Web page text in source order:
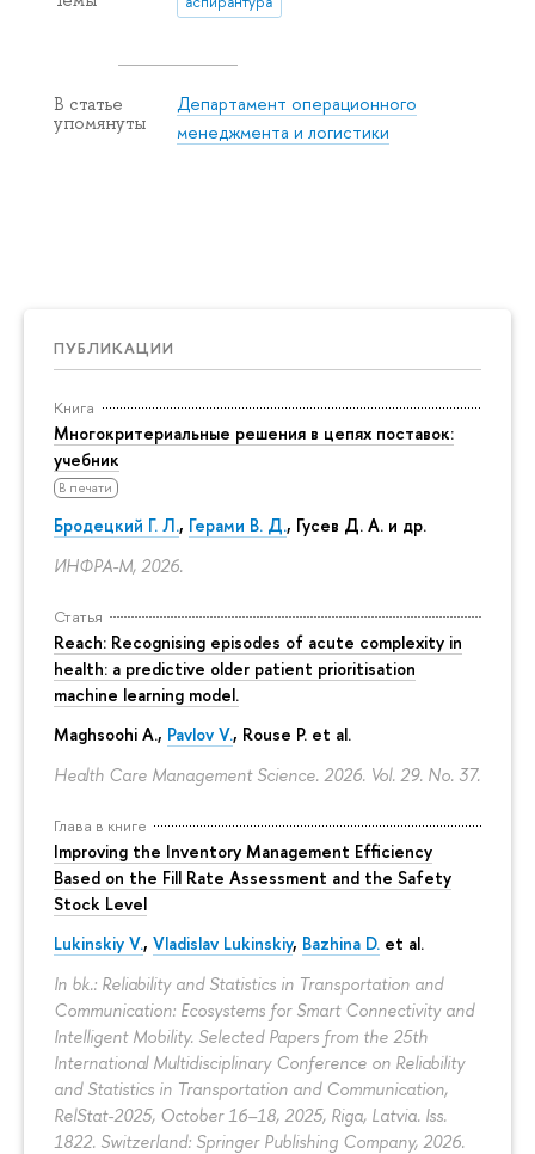
ПУБЛИКАЦИИ
Книга
Многокритериальные решения в цепях поставок:
учебник
В печати
Бродецкий Г. Л., Герами В. Д., Гусев Д. А. и др.
ИНФРА-М, 2026.
Статья
Reach: Recognising episodes of acute complexity in
health: a predictive older patient prioritisation
machine learning model.
Maghsoohi A., Pavlov V., Rouse P. et al.
Health Care Management Science. 2026. Vol. 29. No. 37.
Глава в книге
Improving the Inventory Management Efficiency
Based on the Fill Rate Assessment and the Safety
Stock Level
Lukinskiy V., Vladislav Lukinskiy, Bazhina D. et al.
In bk.: Reliability and Statistics in Transportation and
Communication: Ecosystems for Smart Connectivity and
Intelligent Mobility. Selected Papers from the 25th
International Multidisciplinary Conference on Reliability
and Statistics in Transportation and Communication,
RelStat-2025, October 16–18, 2025, Riga, Latvia. Iss.
1822. Switzerland: Springer Publishing Company, 2026.
В статье
упомянуты
Департамент операционного
менеджмента и логистики